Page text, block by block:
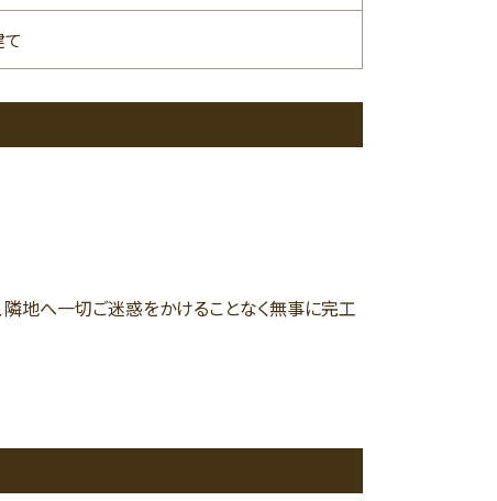
地へ一切ご迷惑をかけることなく無事に完工